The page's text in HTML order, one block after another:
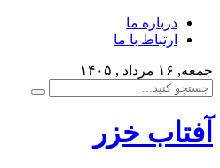
درباره ما
ارتباط با ما
جمعه, ۱۶ مرداد , ۱۴۰۵
آفتاب خزر